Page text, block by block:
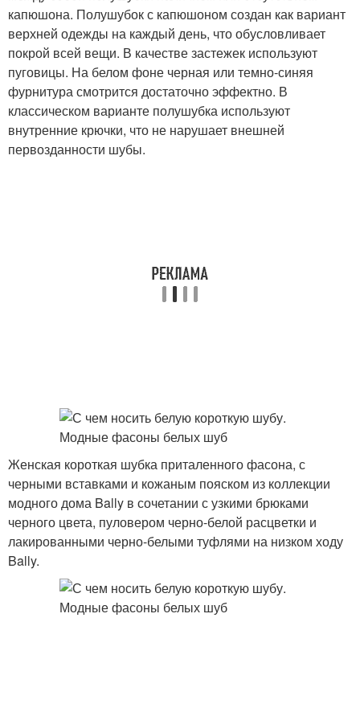
капюшона. Полушубок с капюшоном создан как вариант
верхней одежды на каждый день, что обусловливает
покрой всей вещи. В качестве застежек используют
пуговицы. На белом фоне черная или темно-синяя
фурнитура смотрится достаточно эффектно. В
классическом варианте полушубка используют
внутренние крючки, что не нарушает внешней
первозданности шубы.
Женская короткая шубка приталенного фасона, с
черными вставками и кожаным пояском из коллекции
модного дома Bally в сочетании с узкими брюками
черного цвета, пуловером черно-белой расцветки и
лакированными черно-белыми туфлями на низком ходу
Bally.